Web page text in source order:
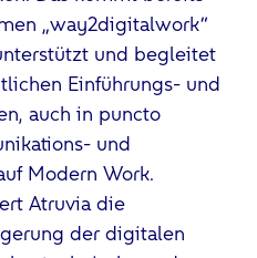
„way2digitalwork“
und begleitet
Einführungs- und
auch in puncto
und
Modern Work.
Atruvia die
der digitalen